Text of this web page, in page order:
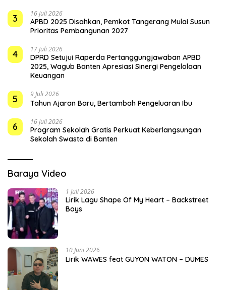
3 16 Juli 2026
APBD 2025 Disahkan, Pemkot Tangerang Mulai Susun
Prioritas Pembangunan 2027
4 17 Juli 2026
DPRD Setujui Raperda Pertanggungjawaban APBD
2025, Wagub Banten Apresiasi Sinergi Pengelolaan
Keuangan
5 9 Juli 2026
Tahun Ajaran Baru, Bertambah Pengeluaran Ibu
6 16 Juli 2026
Program Sekolah Gratis Perkuat Keberlangsungan
Sekolah Swasta di Banten
Baraya Video
1 Juli 2026
Lirik Lagu Shape Of My Heart – Backstreet
Boys
10 Juni 2026
Lirik WAWES feat GUYON WATON – DUMES